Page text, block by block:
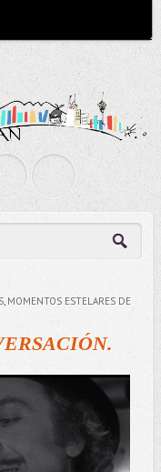
, MOMENTOS ESTELARES DE